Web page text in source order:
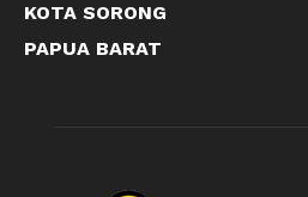
KOTA SORONG
PAPUA BARAT